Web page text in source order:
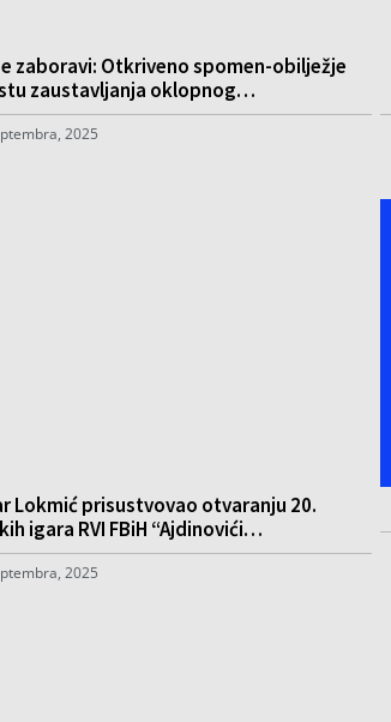
zaboravi: Otkriveno spomen-obilježje
zaustavljanja oklopnog…
2025
Lokmić prisustvovao otvaranju 20.
igara RVI FBiH “Ajdinovići…
2025